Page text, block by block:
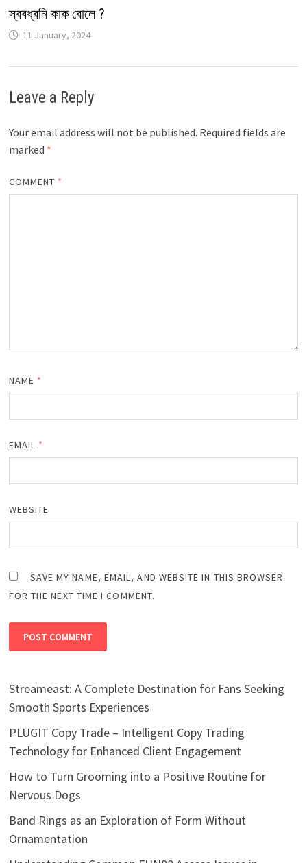
স্বৰধ্বনি কাক বোলে ?
11 January, 2024
Leave a Reply
Your email address will not be published. Required fields are
marked *
COMMENT *
NAME *
EMAIL *
WEBSITE
SAVE MY NAME, EMAIL, AND WEBSITE IN THIS BROWSER
FOR THE NEXT TIME I COMMENT.
Streameast: A Complete Destination for Fans Seeking
Smooth Sports Experiences
PLUGIT Copy Trade – Intelligent Copy Trading
Technology for Enhanced Client Engagement
How to Turn Grooming into a Positive Routine for
Nervous Dogs
Band Rings as an Exploration of Form Without
Ornamentation